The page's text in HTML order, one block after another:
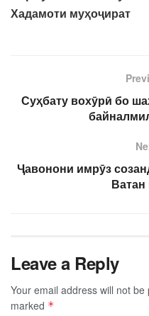
Хадамоти муҳоҷират
Суҳбату вохӯрӣ бо
Ҷавонони имрӯз
Leave a Reply
Your email address will not be
marked *